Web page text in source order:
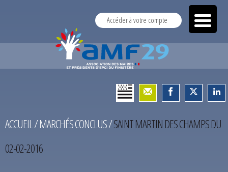
Accéder à votre compte
ACCUEIL/MARCHÉS CONCLUS/SAINT MARTIN DES CHAMPS DU
02-02-2016